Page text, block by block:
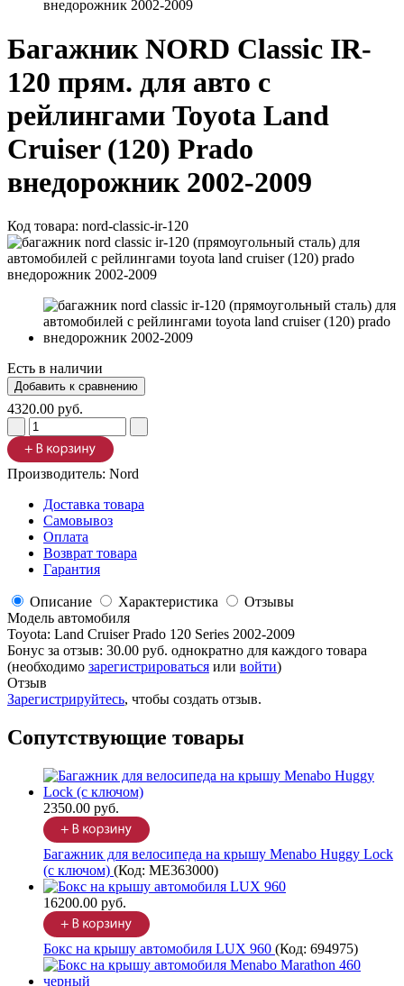
внедорожник 2002-2009
Багажник NORD Classic IR-
120 прям. для авто с
рейлингами Toyota Land
Cruiser (120) Prado
внедорожник 2002-2009
Код товара: nord-classic-ir-120
Есть в наличии
4320.00 руб.
Производитель: Nord
Доставка товара
Самовывоз
Оплата
Возврат товара
Гарантия
Описание Характеристика
Отзывы
Модель автомобиля
Toyota: Land Cruiser Prado 120 Series 2002-2009
Бонус за отзыв: 30.00 руб. однократно для каждого товара
(необходимо зарегистрироваться или войти)
Отзыв
Зарегистрируйтесь, чтобы создать отзыв.
Сопутствующие товары
2350.00 руб.
Багажник для велосипеда на крышу Menabo Huggy Lock
(с ключом) (Код: ME363000)
16200.00 руб.
Бокс на крышу автомобиля LUX 960 (Код: 694975)